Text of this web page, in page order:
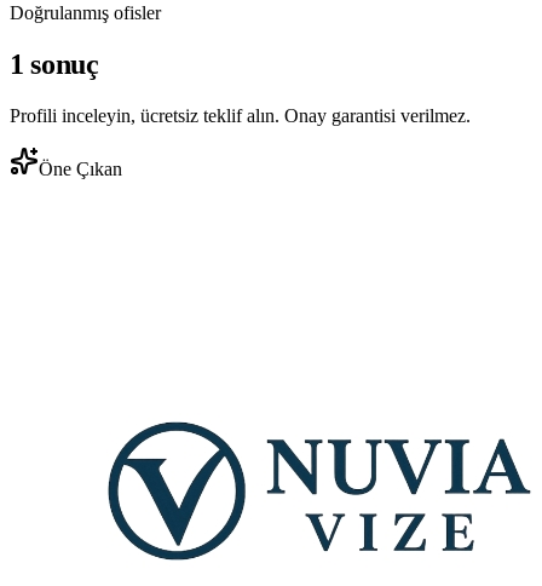
Doğrulanmış ofisler
1 sonuç
Profili inceleyin, ücretsiz teklif alın. Onay garantisi verilmez.
Öne Çıkan